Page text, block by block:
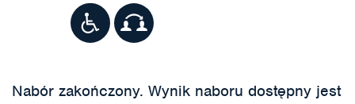
Nabór zakończony. Wynik naboru dostępny jest